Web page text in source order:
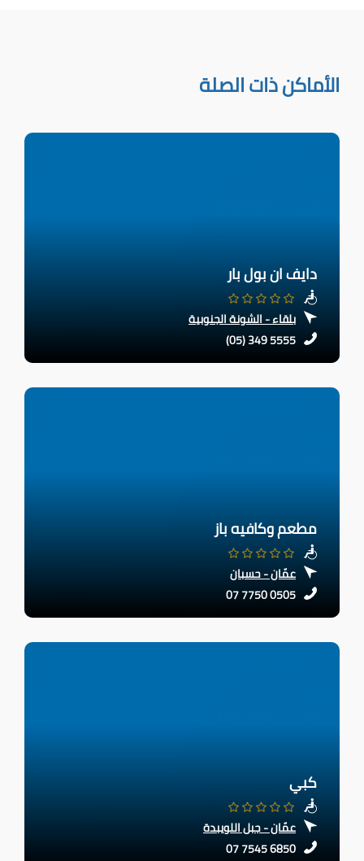
الأماكن ذات الصلة
دايف ان بول بار
بلقاء - الشونة الجنوبية
(05) 349 5555
مطعم وكافيه باز
عمّان - حسبان
07 7750 0505
كبي
عمّان - جبل اللويبدة
07 7545 6850